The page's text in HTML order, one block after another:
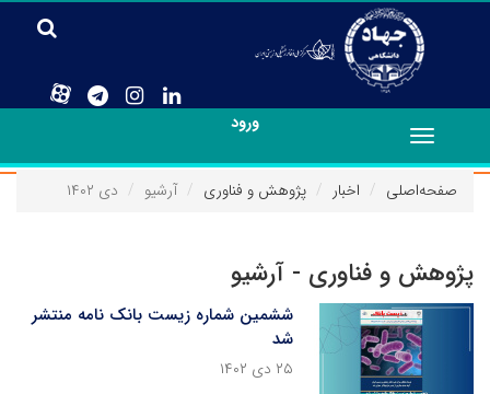
ورود
Toggle
navigation
صفحه‌اصلی
اخبار پژوهش و فناوری آرشیو دی ۱۴۰۲
پژوهش و فناوری - آرشیو
ششمین شماره زیست بانک نامه منتشر
شد
۲۵ دی ۱۴۰۲